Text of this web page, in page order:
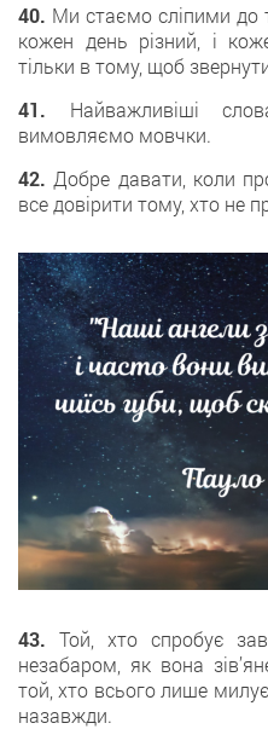
40. Ми стаємо сліпими
кожен день різний, і
тільки в тому, щоб
41. Найважливіші
вимовляємо мовчки.
42. Добре давати, коли
все довірити тому, хто не
43. Той, хто спробує
незабаром, як вона
той, хто всього лише
назавжди.